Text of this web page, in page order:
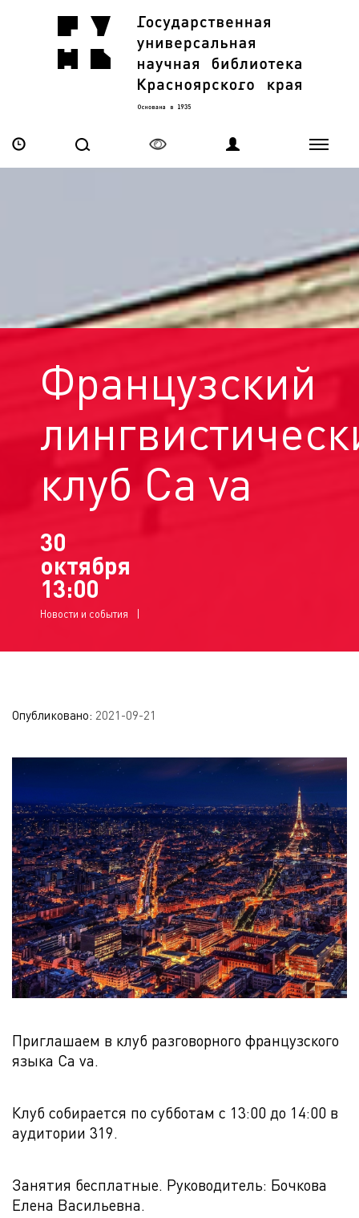
Французский
клуб Ca va
30
октября
13:00
Новости и события
Опубликовано: 2021-09-21
Приглашаем в клуб разговорного французского
языка Ca va.
Клуб собирается по субботам с 13:00 до 14:00 в
аудитории 319.
Занятия бесплатные. Руководитель: Бочкова
Елена Васильевна.